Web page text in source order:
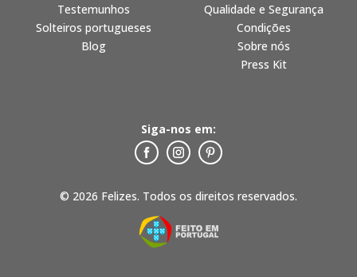
© 2026 Felizes. Todos os direitos reservados.
Testemunhos
Solteiros portugueses
Blog
Qualidade e Segurança
Condições
Sobre nós
Press Kit
Siga-nos em: